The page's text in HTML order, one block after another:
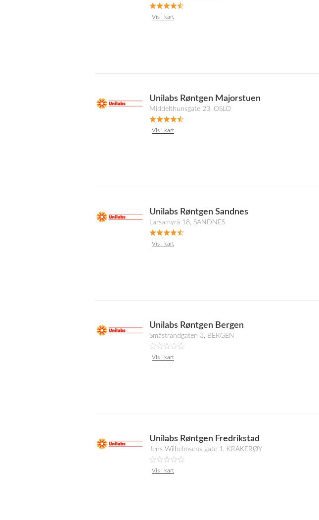
Vis i kart
Unilabs Røntgen Majorstuen
Middelthunsgate 23, OSLO
Vis i kart
Unilabs Røntgen Sandnes
Larsamyrå 18, SANDNES
Vis i kart
Unilabs Røntgen Bergen
Småstrandgaten 3, BERGEN
Vis i kart
Unilabs Røntgen Fredrikstad
Jens Wilhelmsens gate 1, KRÅKERØY
Vis i kart